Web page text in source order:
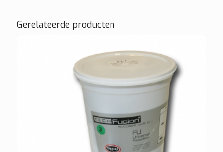
Gerelateerde producten